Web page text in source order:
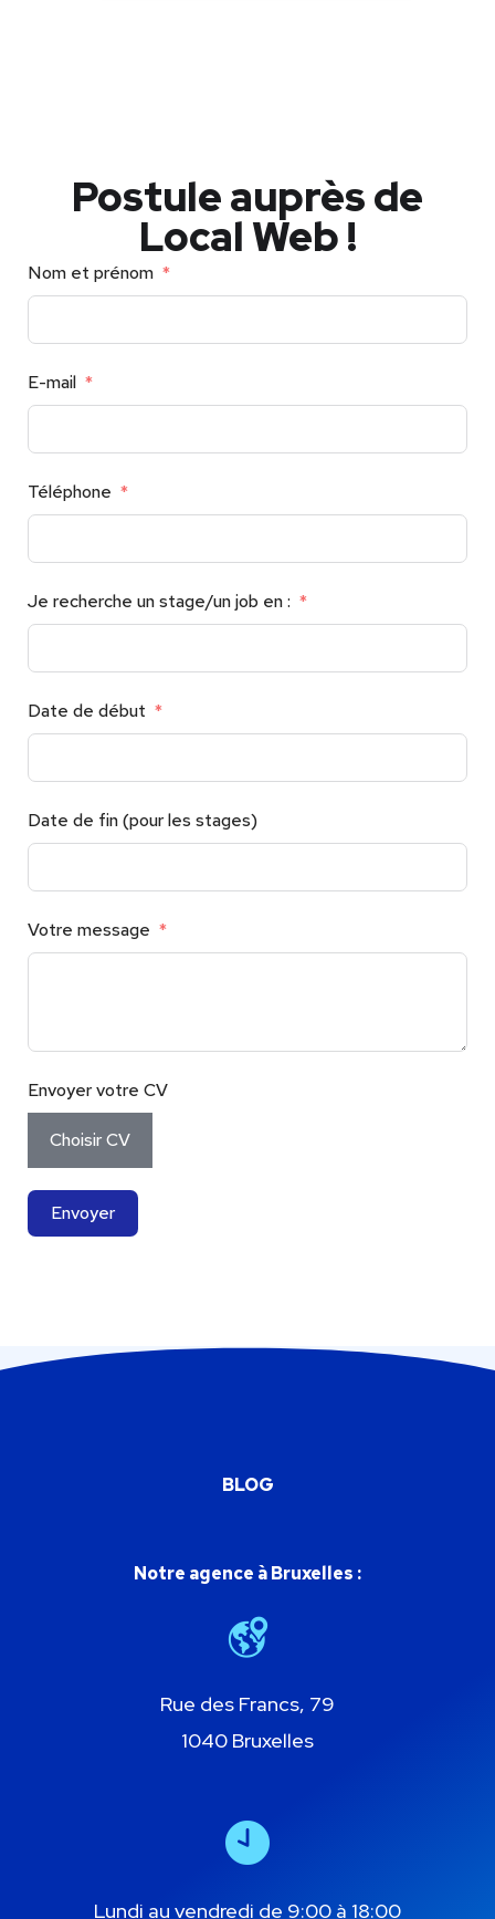
Postule auprès de
Local Web !
Nom et prénom
E-mail
Téléphone
Je recherche un stage/un job en :
Date de début
Date de fin (pour les stages)
Votre message
Envoyer votre CV
Choisir CV
Envoyer
BLOG
Notre agence à Bruxelles :
Rue des Francs, 79
1040 Bruxelles
Lundi au vendredi de 9:00 à 18:00